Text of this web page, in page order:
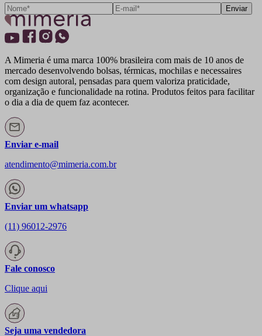
Enviar
A Mimeria é uma marca 100% brasileira com mais de 10 anos de
mercado desenvolvendo bolsas, térmicas, mochilas e necessaires
com design autoral, pensadas para quem valoriza praticidade,
organização e funcionalidade na rotina. Produtos feitos para facilitar
o dia a dia de quem faz acontecer.
Enviar e-mail
atendimento@mimeria.com.br
Enviar um whatsapp
(11) 96012-2976
Fale conosco
Clique aqui
Seja uma vendedora